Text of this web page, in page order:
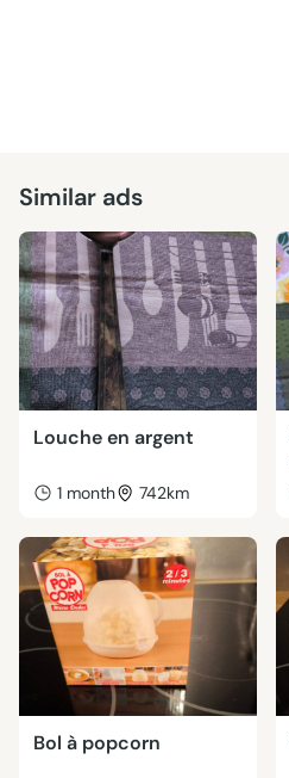
Similar ads
Louche en argent
1 month 742km
Bol à popcorn